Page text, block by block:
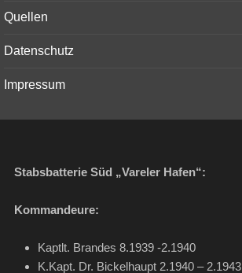
Quellen
Datenschutz
Impressum
Stabsbatterie Süd „Vareler Hafen“:
Kommandeure:
Kaptlt. Brandes 8.1939 -2.1940
K.Kapt. Dr. Bickelhaupt 2.1940 – 2.1943